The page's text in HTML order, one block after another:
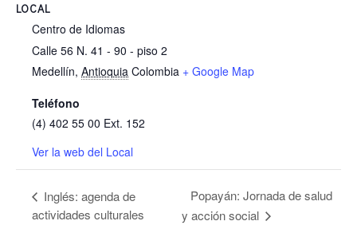
LOCAL
Centro de Idiomas
Calle 56 N. 41 - 90 - piso 2
Medellín, Antioquia Colombia + Google Map
Teléfono
(4) 402 55 00 Ext. 152
Ver la web del Local
Inglés: agenda de
actividades culturales
Popayán: Jornada de salud
y acción social